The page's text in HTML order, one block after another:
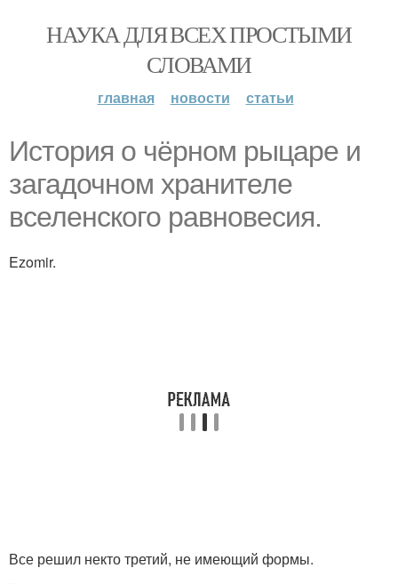
НАУКА ДЛЯ ВСЕХ ПРОСТЫМИ
СЛОВАМИ
главная новости статьи
История о чёрном рыцаре и
загадочном хранителе
вселенского равновесия.
Ezomir.
Все решил некто третий, не имеющий формы.